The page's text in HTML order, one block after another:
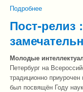
Подробнее
Пост-релиз
Молодые
Петербург на
традиционно
был посвящён Году